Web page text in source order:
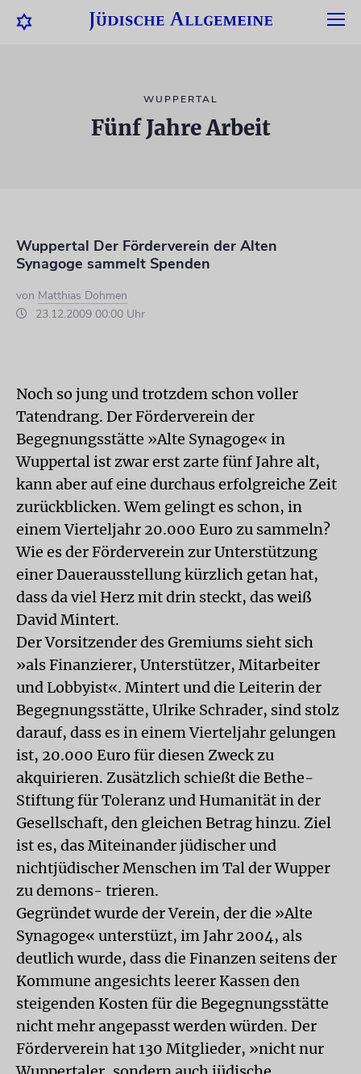
WUPPERTAL
Fünf Jahre Arbeit
Wuppertal Der Förderverein der Alten
Synagoge sammelt Spenden
von Matthias Dohmen
23.12.2009 00:00 Uhr
Noch so jung und trotzdem schon voller
Tatendrang. Der Förderverein der
Begegnungsstätte »Alte Synagoge« in
Wuppertal ist zwar erst zarte fünf Jahre alt,
kann aber auf eine durchaus erfolgreiche Zeit
zurückblicken. Wem gelingt es schon, in
einem Vierteljahr 20.000 Euro zu sammeln?
Wie es der Förderverein zur Unterstützung
einer Dauerausstellung kürzlich getan hat,
dass da viel Herz mit drin steckt, das weiß
David Mintert.
Der Vorsitzender des Gremiums sieht sich
»als Finanzierer, Unterstützer, Mitarbeiter
und Lobbyist«. Mintert und die Leiterin der
Begegnungsstätte, Ulrike Schrader, sind stolz
darauf, dass es in einem Vierteljahr gelungen
ist, 20.000 Euro für diesen Zweck zu
akquirieren. Zusätzlich schießt die Bethe-
Stiftung für Toleranz und Humanität in der
Gesellschaft, den gleichen Betrag hinzu. Ziel
ist es, das Miteinander jüdischer und
nichtjüdischer Menschen im Tal der Wupper
zu demons- trieren.
Gegründet wurde der Verein, der die »Alte
Synagoge« unterstüzt, im Jahr 2004, als
deutlich wurde, dass die Finanzen seitens der
Kommune angesichts leerer Kassen den
steigenden Kosten für die Begegnungsstätte
nicht mehr angepasst werden würden. Der
Förderverein hat 130 Mitglieder, »nicht nur